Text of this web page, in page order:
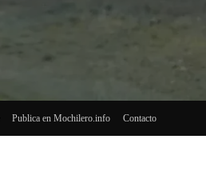
Publica en Mochilero.info Contacto